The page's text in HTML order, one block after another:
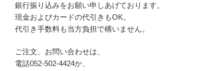
銀行振り込みをお願い申しあげております。
現金およびカードの代引きもOK。
代引き手数料も当方負担で構いません。
ご注文、お問い合わせは、
電話052-502-4424か、